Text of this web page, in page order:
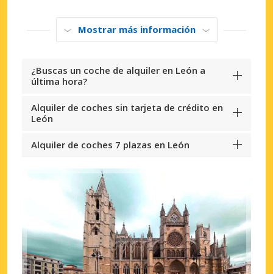
Mostrar más información
¿Buscas un coche de alquiler en León a
última hora?
Alquiler de coches sin tarjeta de crédito en
León
Alquiler de coches 7 plazas en León